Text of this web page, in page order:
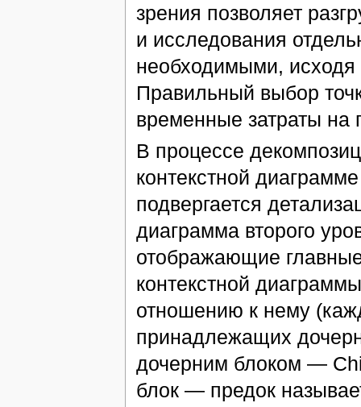
зрения позволяет
и исследования
необходимыми, исходя
Правильный выбор
временные затраты на
В процессе
контекстной
подвергается
диаграмма второго
отображающие
контекстной
отношению к нему
принадлежащих
дочерним блоком —
блок — предок